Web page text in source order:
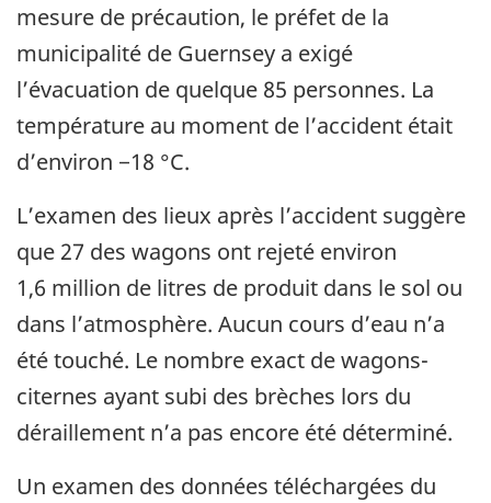
mesure de précaution, le préfet de la
municipalité de Guernsey a exigé
l’évacuation de quelque 85 personnes. La
température au moment de l’accident était
d’environ −18 °C.
L’examen des lieux après l’accident suggère
que 27 des wagons ont rejeté environ
1,6 million de litres de produit dans le sol ou
dans l’atmosphère. Aucun cours d’eau n’a
été touché. Le nombre exact de wagons-
citernes ayant subi des brèches lors du
déraillement n’a pas encore été déterminé.
Un examen des données téléchargées du